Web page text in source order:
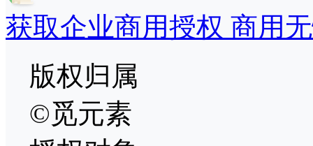
获取企业商用授权 商用
版权归属
©觅元素